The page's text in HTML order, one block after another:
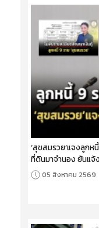
‘สุขสมรวย’แจงลูกห
ที่ดินมาจำนอง ยันแจ้
05 สิงหาคม 2569